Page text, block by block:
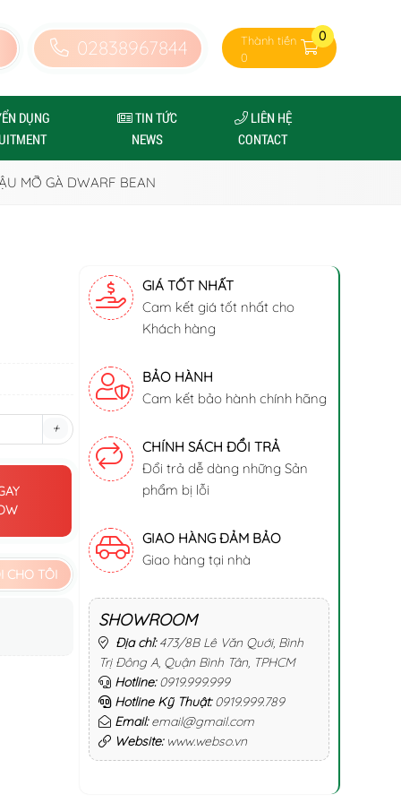
02838967844
Thành tiền
0
0
DỤNG
TIN TỨC
NEWS
LIÊN HỆ
CONTACT
MỠ GÀ DWARF BEAN
+
CHO TÔI
GIÁ TỐT NHẤT
Cam kết giá tốt nhất cho
Khách hàng
BẢO HÀNH
Cam kết bảo hành chính hãng
CHÍNH SÁCH ĐỔI TRẢ
Đổi trả dễ dàng những Sản
phẩm bị lỗi
GIAO HÀNG ĐẢM BẢO
Giao hàng tại nhà
SHOWROOM
Địa chỉ:473/8B Lê Văn Quới, Bình
Trị Đông A, Quận Bình Tân, TPHCM
Hotline:0919.999.999
Hotline Kỹ Thuật:0919.999.789
Email:email@gmail.com
Website:www.webso.vn